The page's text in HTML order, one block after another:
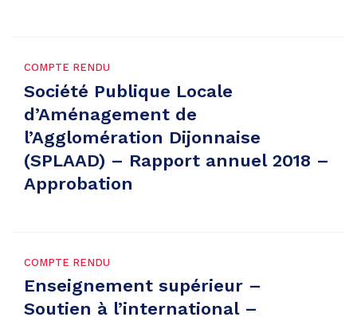
COMPTE RENDU
Société Publique Locale
d’Aménagement de
l’Agglomération Dijonnaise
(SPLAAD) – Rapport annuel 2018 –
Approbation
COMPTE RENDU
Enseignement supérieur –
Soutien à l’international –